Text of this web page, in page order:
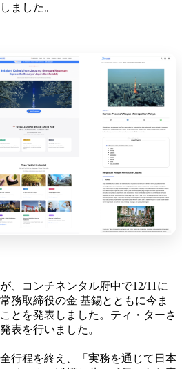
ました。
、コンチネンタル府中で12/11に
務取締役の金 基錫とともに今ま
とを発表しました。 ティ・ターさ
表を行いました。
行程を終え、「実務を通じて日本